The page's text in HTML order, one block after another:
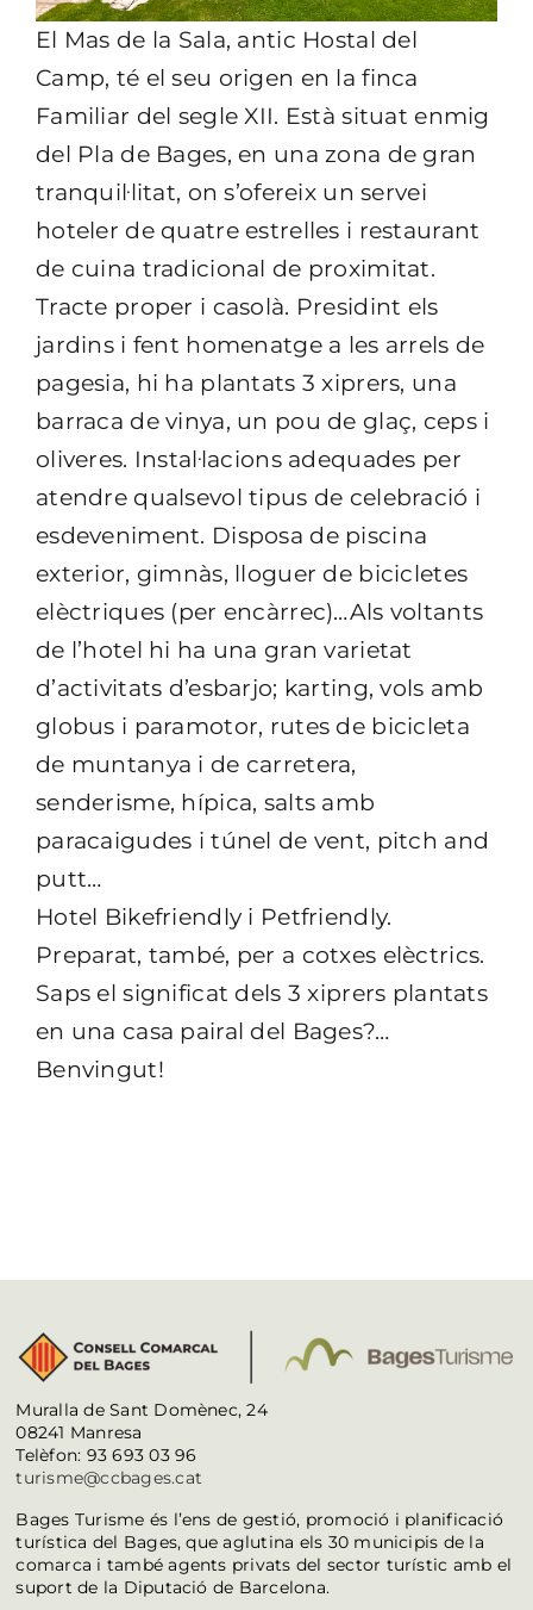
El Mas de la Sala, antic Hostal del
Camp, té el seu origen en la finca
Familiar del segle XII. Està situat enmig
del Pla de Bages, en una zona de gran
tranquil·litat, on s’ofereix un servei
hoteler de quatre estrelles i restaurant
de cuina tradicional de proximitat.
Tracte proper i casolà. Presidint els
jardins i fent homenatge a les arrels de
pagesia, hi ha plantats 3 xiprers, una
barraca de vinya, un pou de glaç, ceps i
oliveres. Instal·lacions adequades per
atendre qualsevol tipus de celebració i
esdeveniment. Disposa de piscina
exterior, gimnàs, lloguer de bicicletes
elèctriques (per encàrrec)…Als voltants
de l’hotel hi ha una gran varietat
d’activitats d’esbarjo; karting, vols amb
globus i paramotor, rutes de bicicleta
de muntanya i de carretera,
senderisme, hípica, salts amb
paracaigudes i túnel de vent, pitch and
putt…
Hotel Bikefriendly i Petfriendly.
Preparat, també, per a cotxes elèctrics.
Saps el significat dels 3 xiprers plantats
en una casa pairal del Bages?…
Benvingut!
Muralla de Sant Domènec, 24
08241 Manresa
Telèfon: 93 693 03 96
turisme@ccbages.cat
Bages Turisme és l’ens de gestió, promoció i planificació
turística del Bages, que aglutina els 30 municipis de la
comarca i també agents privats del sector turístic amb el
suport de la Diputació de Barcelona.